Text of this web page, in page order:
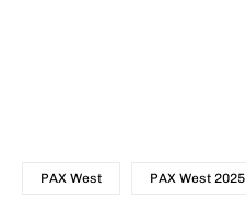
PAX West PAX West 2025